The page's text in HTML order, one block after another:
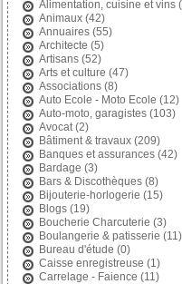
Alimentation, cuisine et vins
Animaux(42)
Annuaires(55)
Architecte (5)
Artisans(52)
Arts et culture (47)
Associations(8)
Auto Ecole - Moto Ecole (12)
Auto-moto, garagistes(103)
Avocat(2)
Bâtiment & travaux(209)
Banques et assurances(42)
Bardage (3)
Bars & Discothèques(8)
Bijouterie-horlogerie (15)
Blogs(19)
Boucherie Charcuterie (3)
Boulangerie & patisserie (11)
Bureau d'étude (0)
Caisse enregistreuse (1)
Carrelage - Faience (11)